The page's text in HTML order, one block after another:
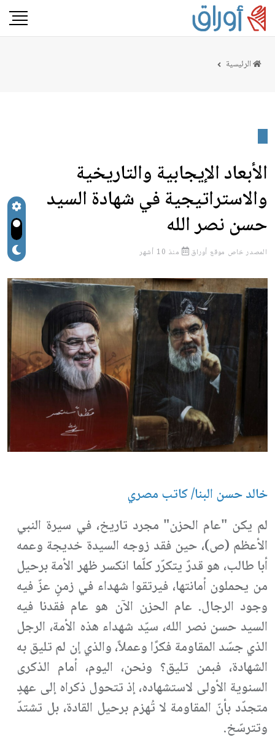
الرئيسية
الأبعاد الإيجابية والتاريخية
والاستراتيجية في شهادة السيد
حسن نصر الله
المصدرخاص موقع أوراق منذ 10 أشهر
خالد حسن البنا/ كاتب مصري
لم يكن "عام الحزن" مجرد تاريخ، في سيرة النبي
الأعظم (ص)، حين فقد زوجه السيدة خديجة وعمه
أبا طالب، هو قدرٌ يتكرّر كلّما انكسر ظهر الأمة برحيل
من يحملون أمانتها، فيرتقوا شهداء في زمنٍ عزّ فيه
وجود الرجال. عام الحزن الآن هو عام فقدنا فيه
السيد حسن نصر الله، سيّد شهداء هذه الأمة، الرجل
الذي جسّد المقاومة فكرًا وعملاً، والذي إن لم تليق به
الشهادة، فبمن تليق؟ ونحن، اليوم، أمام الذكرى
السنوية الأولى لاستشهاده، إذ تتحول ذكراه إلى عهدٍ
متجدّد بأنّ المقاومة لا تُهزم برحيل القادة، بل تشتدّ
وتترسّخ.